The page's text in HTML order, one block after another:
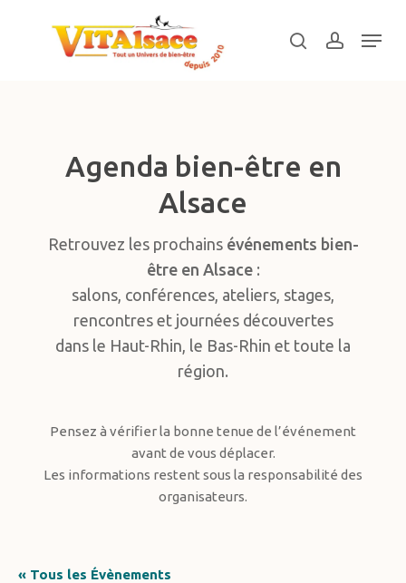
searchaccount
Menu
Agenda bien-être en
Alsace
Retrouvez les prochains événements bien-
être en Alsace:
salons, conférences, ateliers, stages,
rencontres et journées découvertes
dans le Haut-Rhin, le Bas-Rhin et toute la
région.
Pensez à vérifier la bonne tenue de l’événement
avant de vous déplacer.
Les informations restent sous la responsabilité des
organisateurs.
« Tous les Évènements